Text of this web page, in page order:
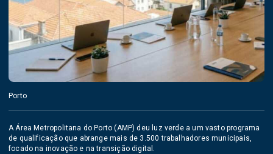
Porto
A Área Metropolitana do Porto (AMP) deu luz verde a um vasto programa
de qualificação que abrange mais de 3.500 trabalhadores municipais,
focado na inovação e na transição digital.